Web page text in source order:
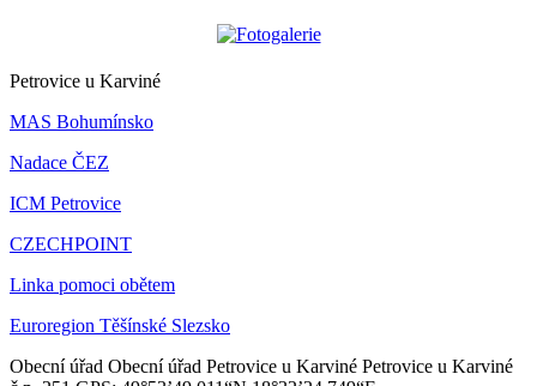
Petrovice u Karviné
MAS Bohumínsko
Nadace ČEZ
ICM Petrovice
CZECHPOINT
Linka pomoci obětem
Euroregion Těšínské Slezsko
Obecní úřad Obecní úřad Petrovice u Karviné Petrovice u Karviné